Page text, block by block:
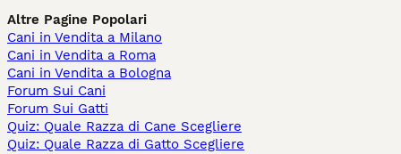
Altre Pagine Popolari
Cani in Vendita a Milano
Cani in Vendita a Roma
Cani in Vendita a Bologna
Forum Sui Cani
Forum Sui Gatti
Quiz: Quale Razza di Cane Scegliere
Quiz: Quale Razza di Gatto Scegliere